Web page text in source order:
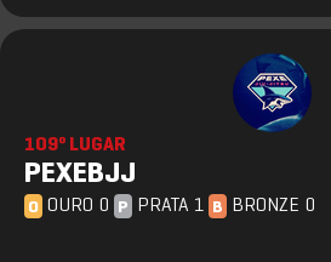
109º LUGAR
PEXEBJJ
O OURO 0 P PRATA 1 B BRONZE 0